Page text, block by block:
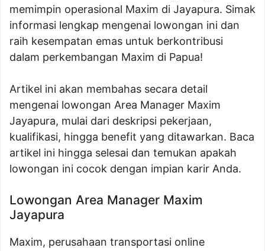
memimpin operasional Maxim di Jayapura. Simak
informasi lengkap mengenai lowongan ini dan
raih kesempatan emas untuk berkontribusi
dalam perkembangan Maxim di Papua!
Artikel ini akan membahas secara detail
mengenai lowongan Area Manager Maxim
Jayapura, mulai dari deskripsi pekerjaan,
kualifikasi, hingga benefit yang ditawarkan. Baca
artikel ini hingga selesai dan temukan apakah
lowongan ini cocok dengan impian karir Anda.
Lowongan Area Manager Maxim
Jayapura
Maxim, perusahaan transportasi online